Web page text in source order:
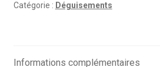
Catégorie : Déguisements
Informations complémentaires